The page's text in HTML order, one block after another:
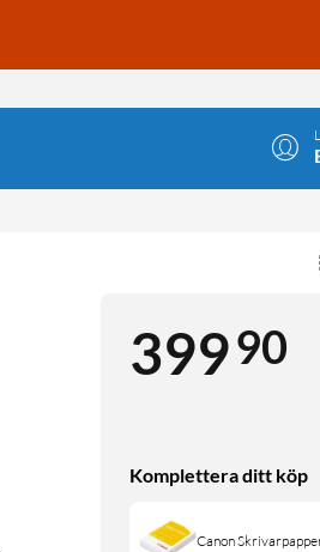
39990
Komplettera ditt köp
Canon